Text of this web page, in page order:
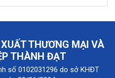
THƯƠNG MẠI VÀ
THÀNH ĐẠT
số 0102031296 do sở KHĐT